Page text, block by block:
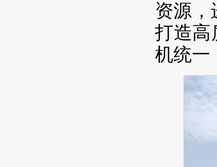
资源，
打造高
机统一